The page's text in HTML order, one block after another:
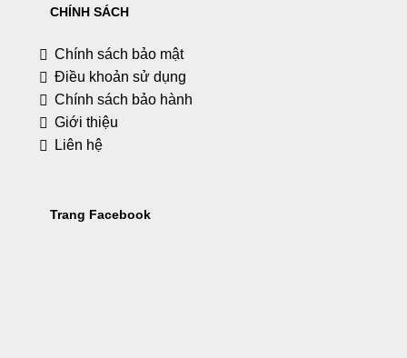
CHÍNH SÁCH
Chính sách bảo mật
Điều khoản sử dụng
Chính sách bảo hành
Giới thiệu
Liên hệ
Trang Facebook